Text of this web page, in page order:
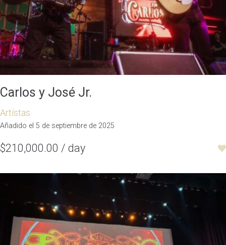
Carlos y José Jr.
Artístas
Añadido el 5 de septiembre de 2025
$210,000.00 / day